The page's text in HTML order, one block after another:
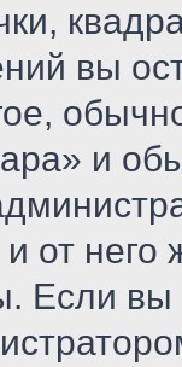
вы
и
от него
Если